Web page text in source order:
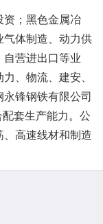
资；黑色金属冶
体制造、动力供
营进出口等业
、物流、建安、
锋钢铁有限公司
套生产能力。公
高速线材和制造